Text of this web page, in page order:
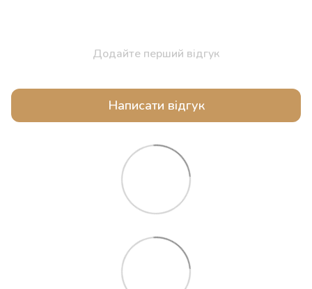
Додайте перший відгук
Написати відгук